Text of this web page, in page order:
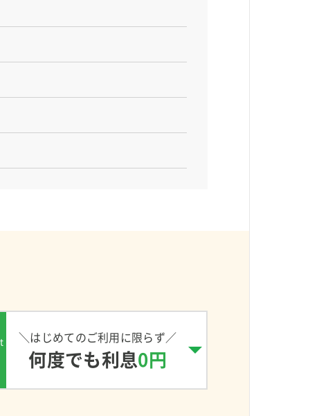
＼はじめてのご利用に限らず／
何度でも利息0円